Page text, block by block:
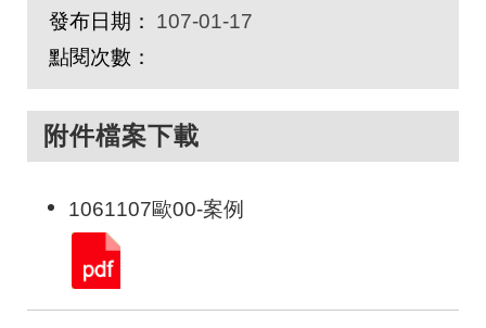
發布日期：
107-01-17
點閱次數：
附件檔案下載
1061107歐00-案例